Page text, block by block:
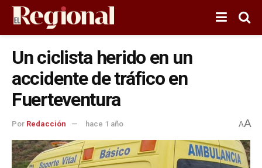
Un ciclista herido en un
accidente de tráfico en
Fuerteventura
Por Redacción hace 1 año AA